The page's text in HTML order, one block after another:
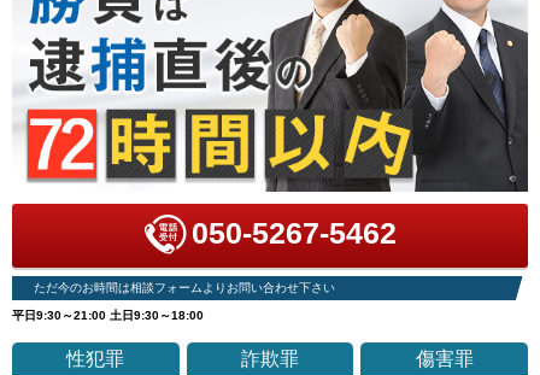
050-5267-5462
ただ今のお時間は相談フォームよりお問い合わせ下さい
平日9:30～21:00 土日9:30～18:00
性犯罪 詐欺罪 傷害罪